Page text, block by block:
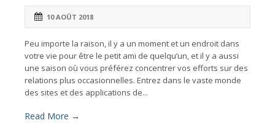
10 AOÛT 2018
Peu importe la raison, il y a un moment et un endroit dans
votre vie pour être le petit ami de quelqu’un, et il y a aussi
une saison où vous préférez concentrer vos efforts sur des
relations plus occasionnelles. Entrez dans le vaste monde
des sites et des applications de...
Read More →